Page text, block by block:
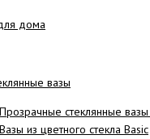
дома
вазы
Прозрачные стеклянные вазы
Вазы из цветного стекла Basic